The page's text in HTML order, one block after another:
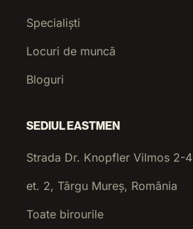
Specialiști
Locuri de muncă
Bloguri
SEDIUL EASTMEN
Strada Dr. Knopfler Vilmos 2-4
et. 2, Târgu Mureș, România
Toate birourile